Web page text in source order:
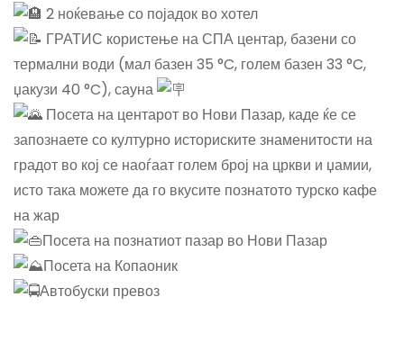
2 ноќевање со појадок во хотел
ГРАТИС користење на СПА центар, базени со
термални води (мал базен 35 °C, голем базен 33 °C,
џакузи 40 °C), сауна
Посета на центарот во Нови Пазар, каде ќе се
запознаете со културно историските знаменитости на
градот во кој се наоѓаат голем број на цркви и џамии,
исто така можете да го вкусите познатото турско кафе
на жар
Посета на познатиот пазар во Нови Пазар
Посета на Копаоник
Автобуски превоз